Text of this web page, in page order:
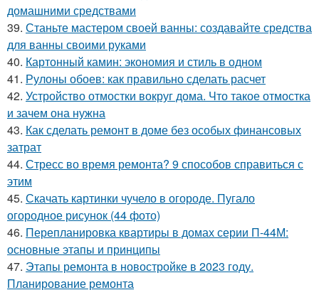
домашними средствами
39. Станьте мастером своей ванны: создавайте средства
для ванны своими руками
40. Картонный камин: экономия и стиль в одном
41. Рулоны обоев: как правильно сделать расчет
42. Устройство отмостки вокруг дома. Что такое отмостка
и зачем она нужна
43. Как сделать ремонт в доме без особых финансовых
затрат
44. Стресс во время ремонта? 9 способов справиться с
этим
45. Скачать картинки чучело в огороде. Пугало
огородное рисунок (44 фото)
46. Перепланировка квартиры в домах серии П-44М:
основные этапы и принципы
47. Этапы ремонта в новостройке в 2023 году.
Планирование ремонта